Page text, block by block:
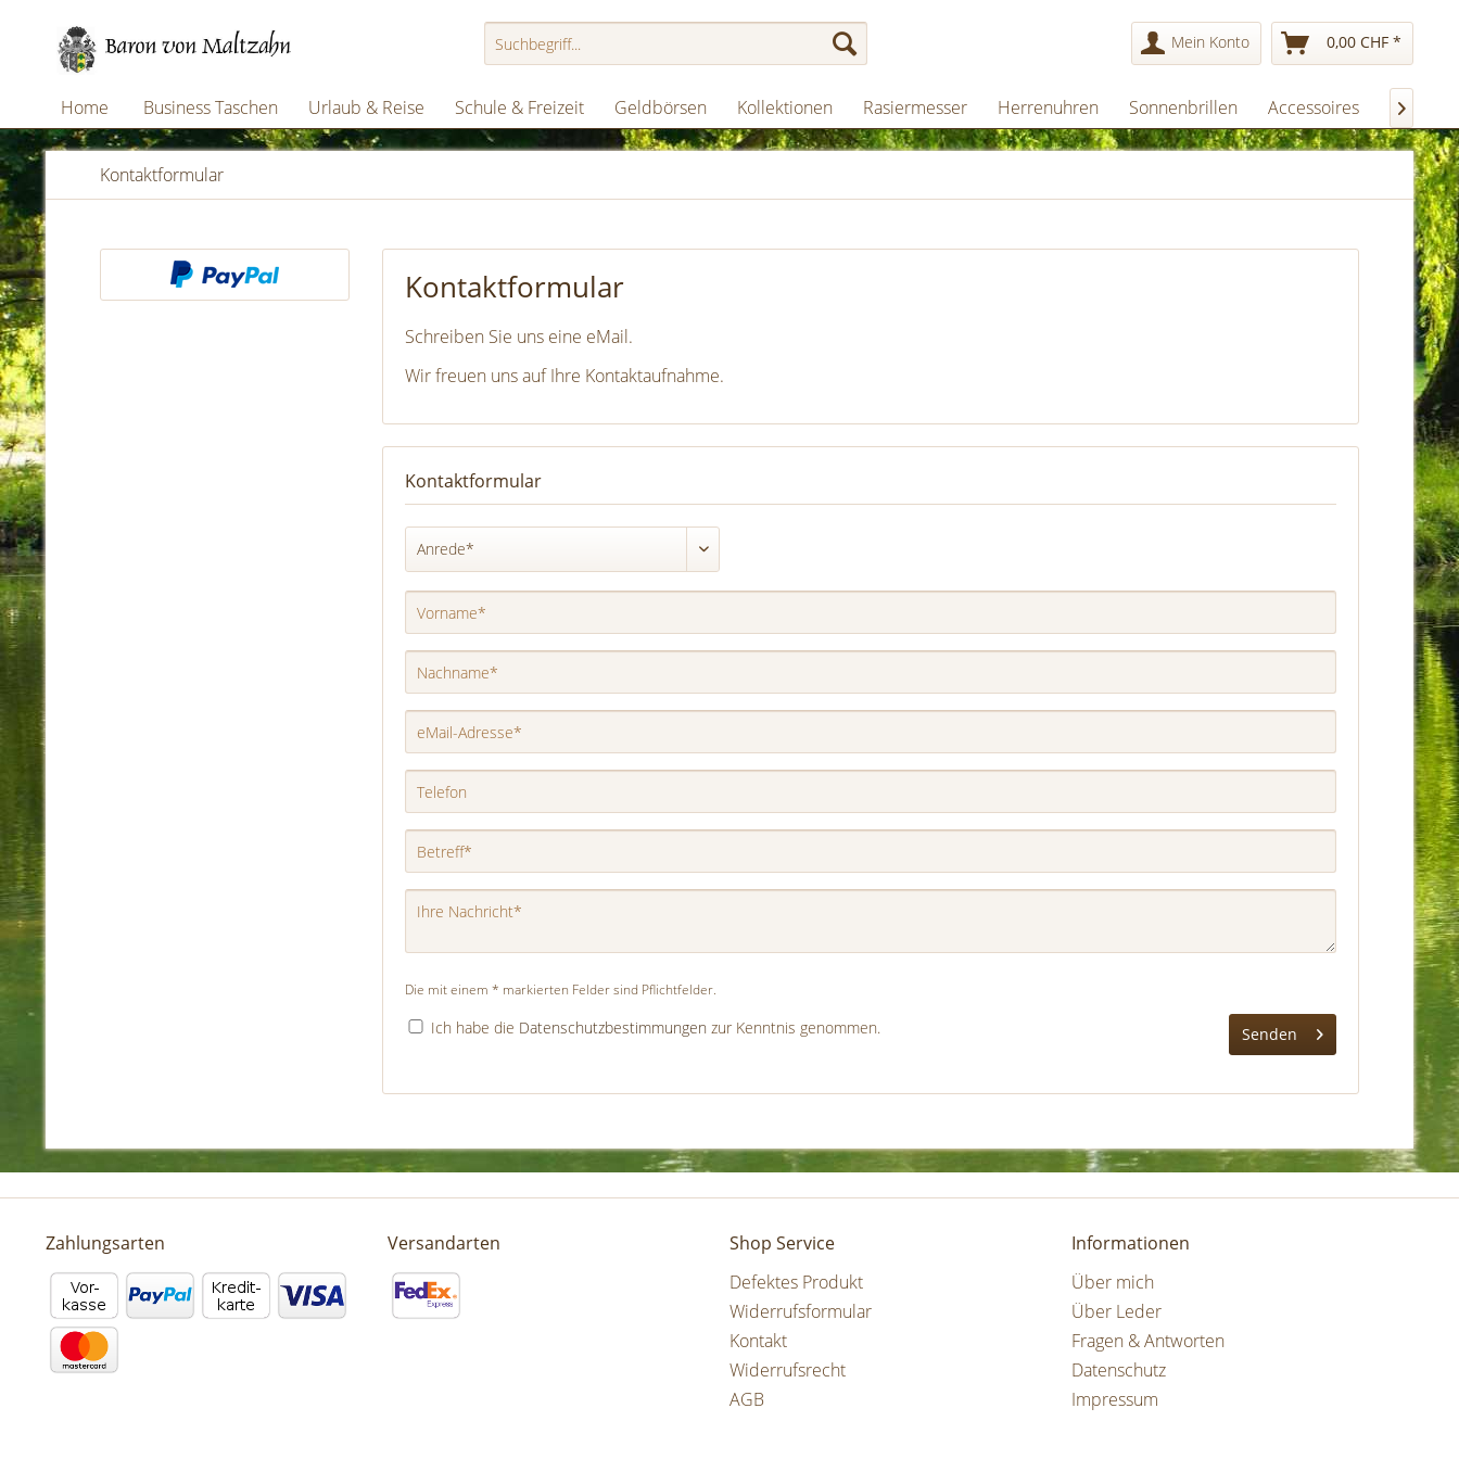
Mein Konto 0,00 CHF *
Home Business Taschen Urlaub & Reise Schule & Freizeit Geldbörsen Kollektionen Rasiermesser Herrenuhren Sonnenbrillen Accessoires 
Kontaktformular
Kontaktformular
Schreiben Sie uns eine eMail.
Wir freuen uns auf Ihre Kontaktaufnahme.
Kontaktformular
Die mit einem * markierten Felder sind Pflichtfelder.
Ich habe die Datenschutzbestimmungen zur Kenntnis genommen. Senden
Zahlungsarten Versandarten
Shop Service
Defektes Produkt
Widerrufsformular
Kontakt
Widerrufsrecht
AGB
Informationen
Über mich
Über Leder
Fragen & Antworten
Datenschutz
Impressum